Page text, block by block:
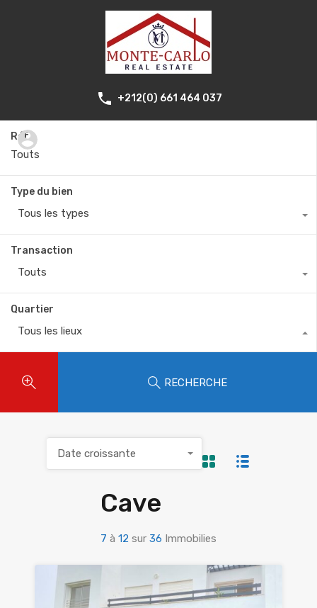
+212(0) 661 464 037
Réf.
Type du bien
Tous les types
Transaction
Touts
Quartier
Tous les lieux
RECHERCHE
Cave
7 à 12 sur 36 Immobilies
Date croissante